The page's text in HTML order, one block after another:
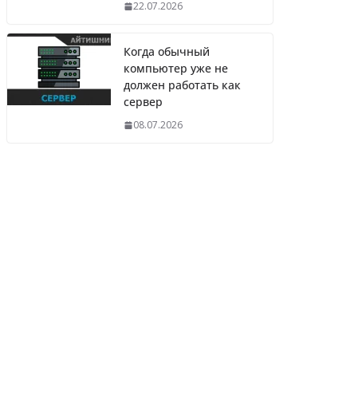
22.07.2026
Когда обычный
компьютер уже не
должен работать как
сервер
08.07.2026